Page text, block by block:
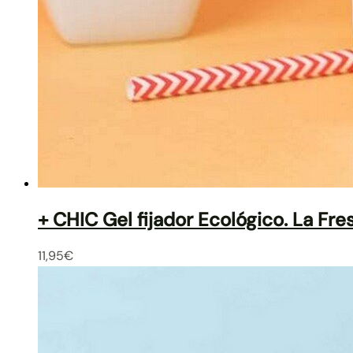
+ CHIC Gel fijador Ecológico. La
11,95€